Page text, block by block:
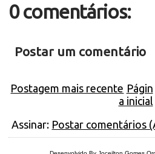
0 comentários:
Postar um comentário
Postagem mais recente Págin
a inicial
Assinar: Postar comentários